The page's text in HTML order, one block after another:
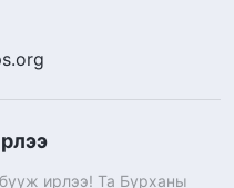
ирлээ! Та Бурханы